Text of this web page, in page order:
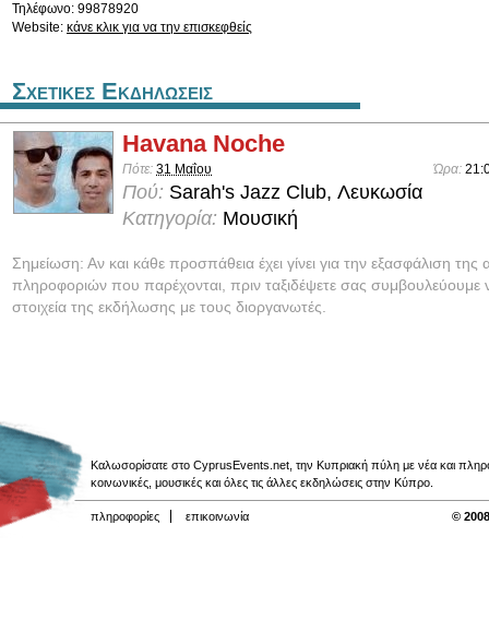
Τηλέφωνο: 99878920
Website: κάνε κλικ για να την επισκεφθείς
Σχετικες Εκδηλωσεις
Havana Noche
Πότε: 31 Μαΐου Ώρα:
Πού: Sarah's Jazz Club, Λευκωσία
Κατηγορία: Μουσική
Σημείωση: Αν και κάθε προσπάθεια έχει γίνει για την εξασφάλιση της
πληροφοριών που παρέχονται, πριν ταξιδέψετε σας συμβουλεύουμε
στοιχεία της εκδήλωσης με τους διοργανωτές.
Καλωσορίσατε στο CyprusEvents.net, την Κυπριακή πύλη με νέα και
κοινωνικές, μουσικές και όλες τις άλλες εκδηλώσεις στην Κύπρο.
πληροφορίες επικοινωνία ©